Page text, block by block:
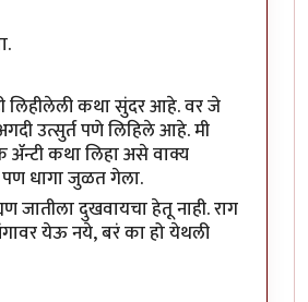
लिहीलेली कथा सुंदर आहे. वर जे
उत्सुर्त पणे लिहिले आहे. मी
कथा लिहा असे वाक्य
पण धागा जुळत गेला.
जातीला दुखवायचा हेतू नाही. राग
येऊ नये, बरं का हो येथली